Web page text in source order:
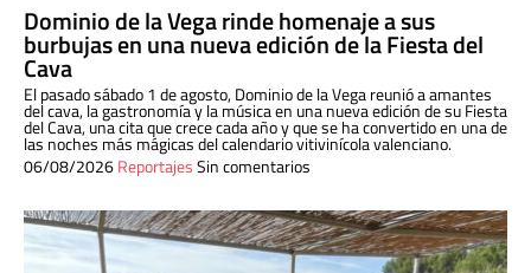
Dominio de la Vega rinde homenaje a sus
burbujas en una nueva edición de la Fiesta del
Cava
El pasado sábado 1 de agosto, Dominio de la Vega reunió a amantes
del cava, la gastronomía y la música en una nueva edición de su Fiesta
del Cava, una cita que crece cada año y que se ha convertido en una de
las noches más mágicas del calendario vitivinícola valenciano.
06/08/2026ReportajesSin comentarios